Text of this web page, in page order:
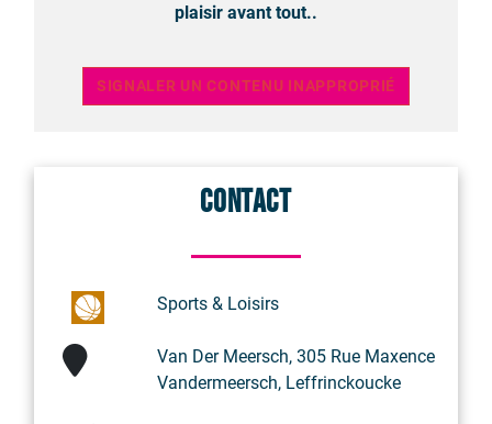
plaisir avant tout..
SIGNALER UN CONTENU INAPPROPRIÉ
Contact
Sports & Loisirs
Van Der Meersch, 305 Rue Maxence
Vandermeersch, Leffrinckoucke